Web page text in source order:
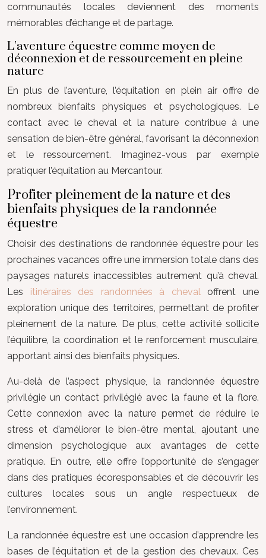
communautés locales deviennent des moments
mémorables d’échange et de partage.
L’aventure équestre comme moyen de
déconnexion et de ressourcement en pleine
nature
En plus de l’aventure, l’équitation en plein air offre de
nombreux bienfaits physiques et psychologiques. Le
contact avec le cheval et la nature contribue à une
sensation de bien-être général, favorisant la déconnexion
et le ressourcement. Imaginez-vous par exemple
pratiquer l’équitation au Mercantour.
Profiter pleinement de la nature et des
bienfaits physiques de la randonnée
équestre
Choisir des destinations de randonnée équestre pour les
prochaines vacances offre une immersion totale dans des
paysages naturels inaccessibles autrement qu’à cheval.
Les itinéraires des randonnées à cheval offrent une
exploration unique des territoires, permettant de profiter
pleinement de la nature. De plus, cette activité sollicite
l’équilibre, la coordination et le renforcement musculaire,
apportant ainsi des bienfaits physiques.
Au-delà de l’aspect physique, la randonnée équestre
privilégie un contact privilégié avec la faune et la flore.
Cette connexion avec la nature permet de réduire le
stress et d’améliorer le bien-être mental, ajoutant une
dimension psychologique aux avantages de cette
pratique. En outre, elle offre l’opportunité de s’engager
dans des pratiques écoresponsables et de découvrir les
cultures locales sous un angle respectueux de
l’environnement.
La randonnée équestre est une occasion d’apprendre les
bases de l’équitation et de la gestion des chevaux. Ces